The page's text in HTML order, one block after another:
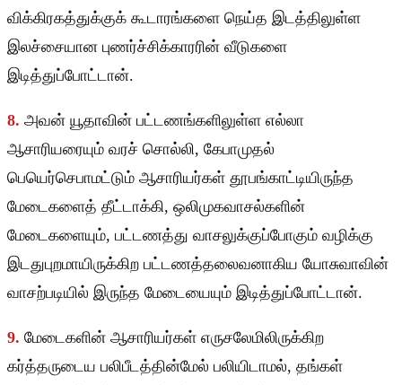
விக்கிரகத்துக்குக் கூடாரங்களை நெய்த இடத்திலுள்ள
இலச்சையான புணர்ச்சிக்காரரின் வீடுகளை
இடித்துப்போட்டான்.
8. அவன் யூதாவின் பட்டணங்களிலுள்ள எல்லா
ஆசாரியரையும் வரச் சொல்லி, கேபாமுதல்
பெயெர்செபாமட்டும் ஆசாரியர்கள் தூபங்காட்டியிருந்த
மேடைகளைத் தீட்டாக்கி, ஒலிமுகவாசல்களின்
மேடைகளையும், பட்டணத்து வாசலுக்குப்போகும் வழிக்கு
இடதுபுறமாயிருக்கிற பட்டணத்தலைவனாகிய யோசுவாவின்
வாசற்படியில் இருந்த மேடையையும் இடித்துப்போட்டான்.
9. மேடைகளின் ஆசாரியர்கள் எருசலேமிலிருக்கிற
கர்த்தருடைய பலிபீடத்தின்மேல் பலியிடாமல், தங்கள்